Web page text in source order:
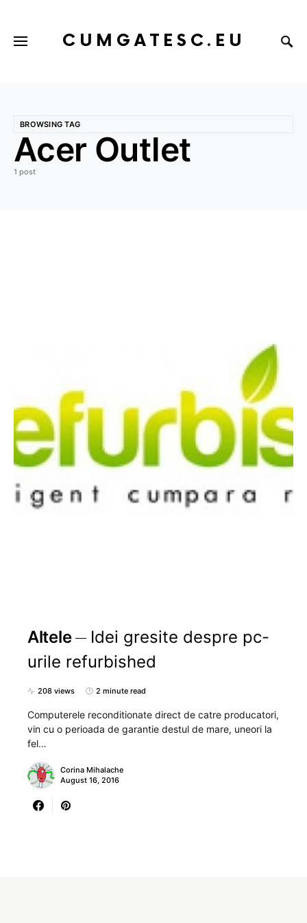
CUMGATESC.EU
BROWSING TAG
Acer Outlet
1 post
Altele
Idei gresite despre pc-
urile refurbished
208 views 2 minute read
Computerele reconditionate direct de catre producatori,
vin cu o perioada de garantie destul de mare, uneori la
fel…
Corina Mihalache
August 16, 2016